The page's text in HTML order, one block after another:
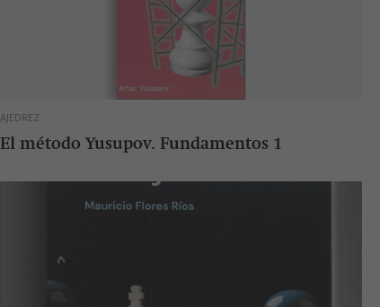
AJEDREZ
El método Yusupov. Fundamentos 1